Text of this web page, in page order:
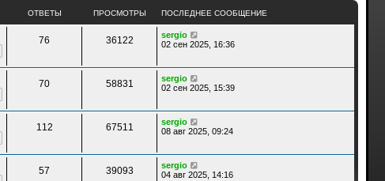
с
л
н
е
у
о
н
ю
и
к
о
д
н
м
с
е
ОТВЕТЫ ПРОСМОТРЫ ПОСЛЕДНЕЕ СООБЩЕНИЕ
76 36122
sergio
02 сен 2025, 16:36
70 58831
sergio
02 сен 2025, 15:39
112 67511
sergio
08 авг 2025, 09:24
57 39093
sergio
04 авг 2025, 14:16